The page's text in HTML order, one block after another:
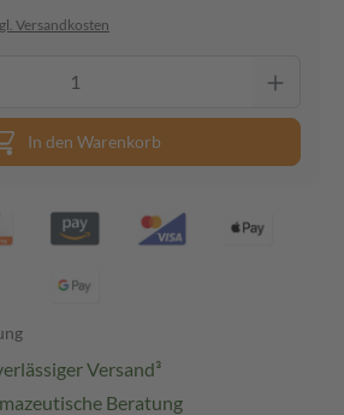
Versandkosten
In den Warenkorb
Versand³
Beratung